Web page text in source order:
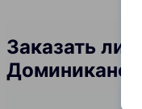
Заказать